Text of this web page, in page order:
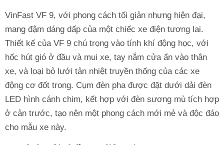
VinFast VF 9, với phong cách tối giản nhưng hiện đại,
mang đậm dáng dấp của một chiếc xe điện tương lai.
Thiết kế của VF 9 chú trọng vào tính khí động học, với
hốc hút gió ở đầu và mui xe, tay nắm cửa ẩn vào thân
xe, và loại bỏ lưới tản nhiệt truyền thống của các xe
động cơ đốt trong. Cụm đèn pha được đặt dưới dải đèn
LED hình cánh chim, kết hợp với đèn sương mù tích hợp
ở cản trước, tạo nên một phong cách mới mẻ và độc đáo
cho mẫu xe này.